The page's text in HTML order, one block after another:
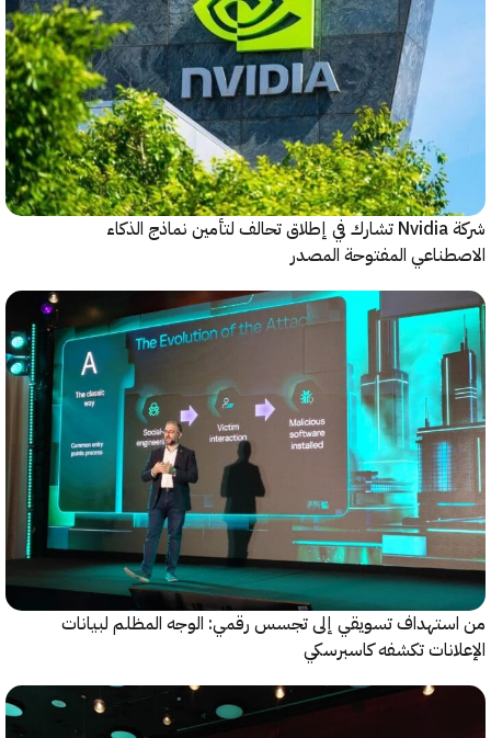
شركة Nvidia تشارك في إطلاق تحالف لتأمين نماذج الذكاء
المفتوحة المصدر
تسويقي إلى تجسس رقمي: الوجه المظلم لبيانات
تكشفه كاسبرسكي